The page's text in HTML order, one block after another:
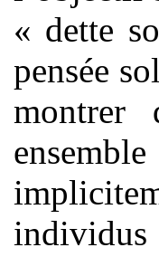
« dette
pensée
montrer